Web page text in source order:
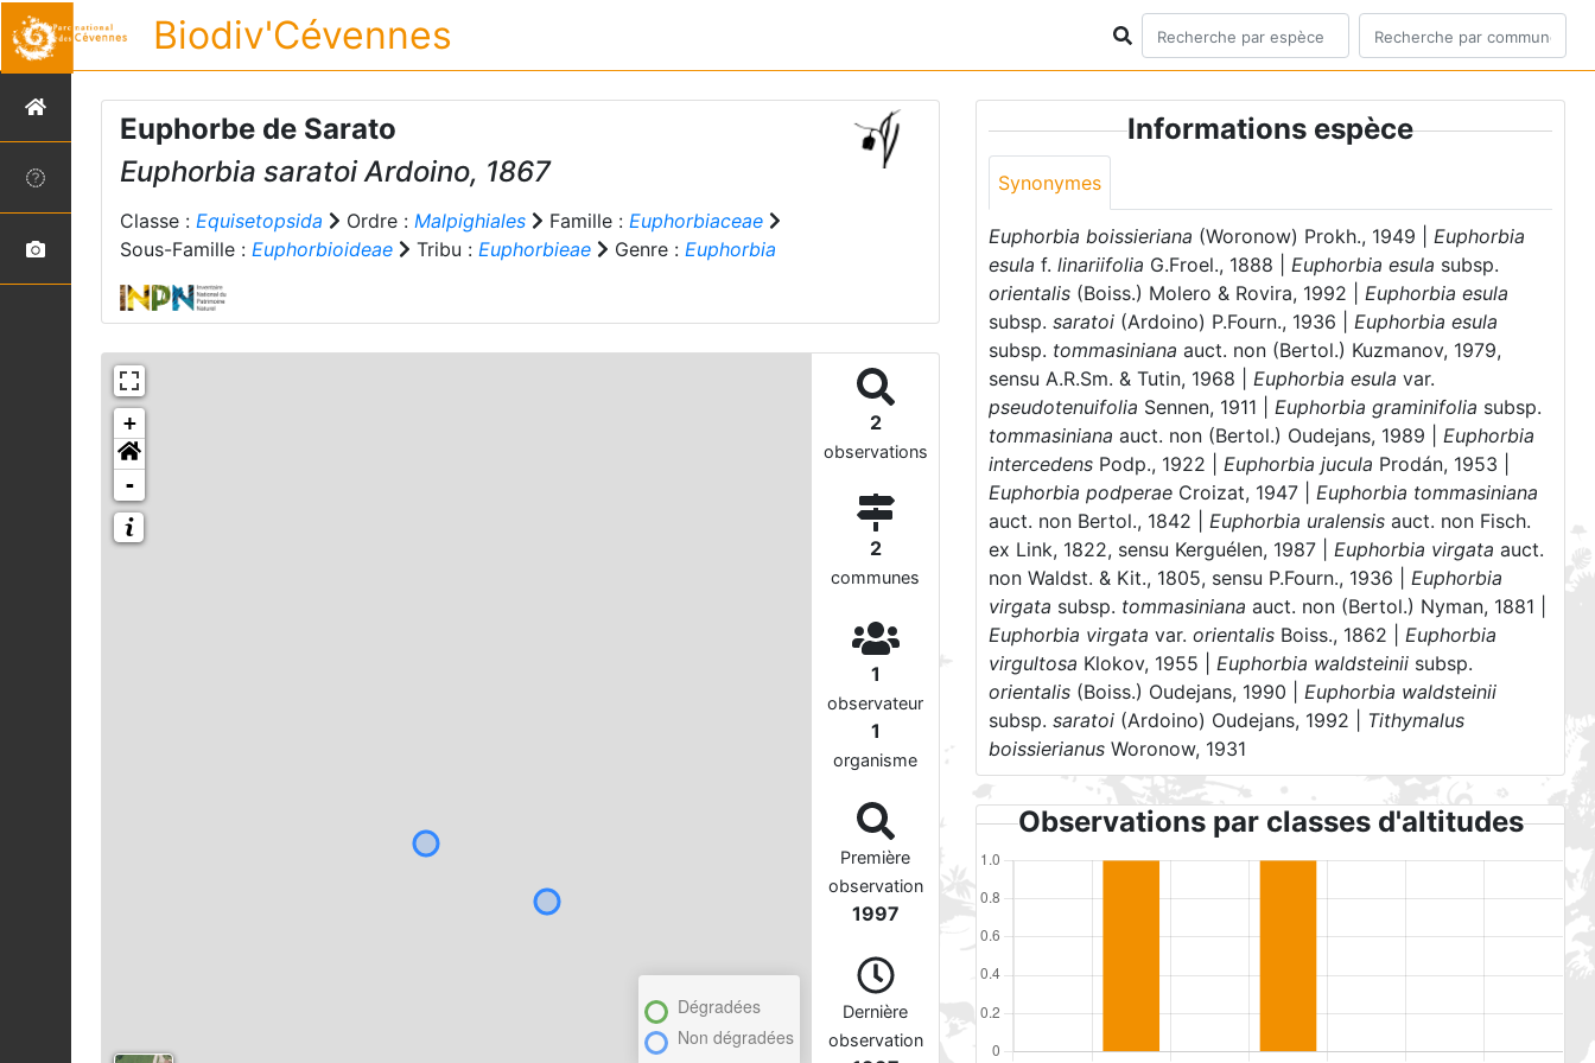
Biodiv'Cévennes
Euphorbe de Sarato
Euphorbia saratoiArdoino, 1867
Classe : Equisetopsida Ordre : Malpighiales Famille : Euphorbiaceae
Sous-Famille : Euphorbioideae Tribu : Euphorbieae Genre : Euphorbia
+
-
Dégradées
Non dégradées
2
observations
2
communes
1
observateur
1
organisme
Première
observation
1997
Dernière
observation
Informations espèce
Synonymes
Euphorbia boissieriana (Woronow) Prokh., 1949 |Euphorbia
esulaf. linariifolia G.Froel., 1888 |Euphorbia esula subsp.
orientalis (Boiss.) Molero & Rovira, 1992 |Euphorbia esula
subsp. saratoi (Ardoino) P.Fourn., 1936 |Euphorbia esula
subsp. tommasiniana auct. non (Bertol.) Kuzmanov, 1979,
sensu A.R.Sm. & Tutin, 1968 |Euphorbia esulavar.
pseudotenuifolia Sennen, 1911 |Euphorbia graminifolia subsp.
tommasiniana auct. non (Bertol.) Oudejans, 1989 |Euphorbia
intercedens Podp., 1922 |Euphorbia jucula Prodán, 1953 |
Euphorbia podperae Croizat, 1947 |Euphorbia tommasiniana
auct. non Bertol., 1842 |Euphorbia uralensis auct. non Fisch.
ex Link, 1822, sensu Kerguélen, 1987 |Euphorbia virgata auct.
non Waldst. & Kit., 1805, sensu P.Fourn., 1936 |Euphorbia
virgata subsp. tommasiniana auct. non (Bertol.) Nyman, 1881 |
Euphorbia virgatavar. orientalis Boiss., 1862 |Euphorbia
virgultosa Klokov, 1955 |Euphorbia waldsteinii subsp.
orientalis (Boiss.) Oudejans, 1990 |Euphorbia waldsteinii
subsp. saratoi (Ardoino) Oudejans, 1992 | Tithymalus
boissierianus Woronow, 1931
Observations par classes d'altitudes